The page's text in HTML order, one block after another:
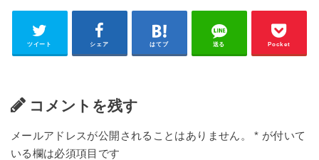
ツイート シェア はてブ 送る Pocket
コメントを残す
メールアドレスが公開されることはありません。 * が付いて
いる欄は必須項目です